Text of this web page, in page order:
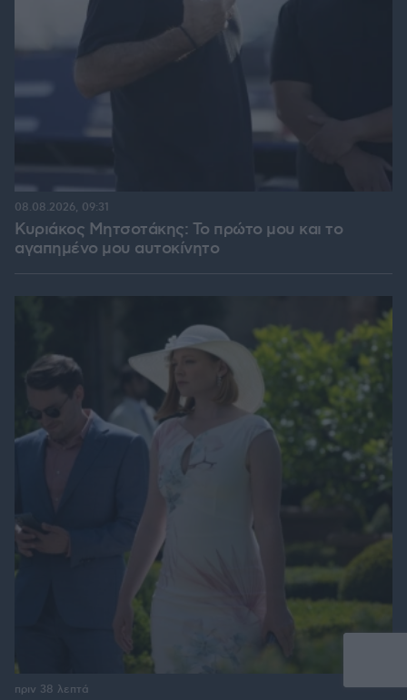
Κυριάκος Μητσοτάκης: Το πρώτο μου και το
αγαπημένο μου αυτοκίνητο
08.08.2026, 09:31
πριν 38 λεπτά